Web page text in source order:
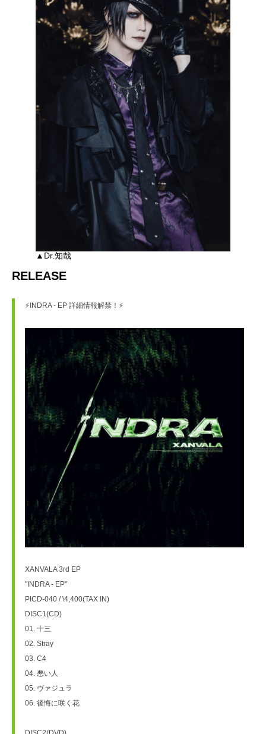
▲Dr.知哉
RELEASE
⚡INDRA - EP 詳細情報解禁！⚡️
XANVALA 3rd EP
"INDRA - EP"
PICD-040 / \4,400(TAX IN)
DISC1(CD)
01. 十三
02. Stray
03. C4
04. 悪い人
05. ヴァジュラ
06. 後悔に咲く花